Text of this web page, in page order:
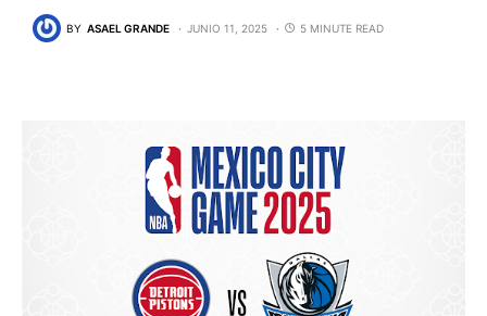
BY ASAEL GRANDE JUNIO 11, 2025 5 MINUTE READ